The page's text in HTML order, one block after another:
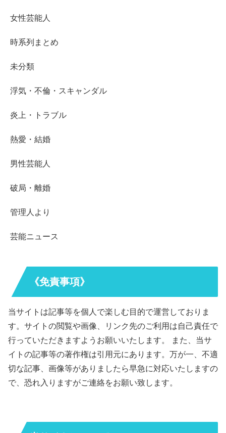
女性芸能人
時系列まとめ
未分類
浮気・不倫・スキャンダル
炎上・トラブル
熱愛・結婚
男性芸能人
破局・離婚
管理人より
芸能ニュース
《免責事項》
当サイトは記事等を個人で楽しむ目的で運営しておりま
す。サイトの閲覧や画像、リンク先のご利用は自己責任で
行っていただきますようお願いいたします。 また、当サ
イトの記事等の著作権は引用元にあります。万が一、不適
切な記事、画像等がありましたら早急に対応いたしますの
で、恐れ入りますがご連絡をお願い致します。